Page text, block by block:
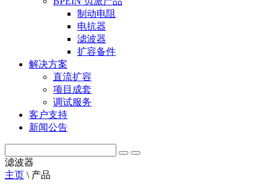
制动电阻
电抗器
滤波器
扩容备件
解决方案
直流扩容
项目成套
调试服务
客户支持
新闻公告
滤波器
主页 \ 产品